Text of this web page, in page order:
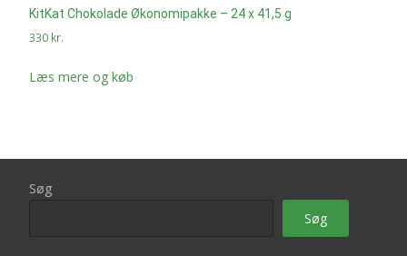
KitKat Chokolade Økonomipakke – 24 x 41,5 g
330 kr.
Læs mere og køb
Søg
Søg